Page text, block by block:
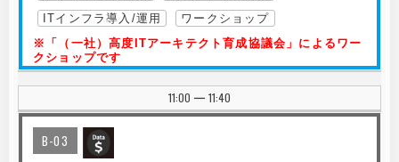
ITインフラ導入/運用
ワークショップ
※「（一社）高度ITアーキテクト育成協議会」によるワー
クショップです
11:00 | 11:40
B-03